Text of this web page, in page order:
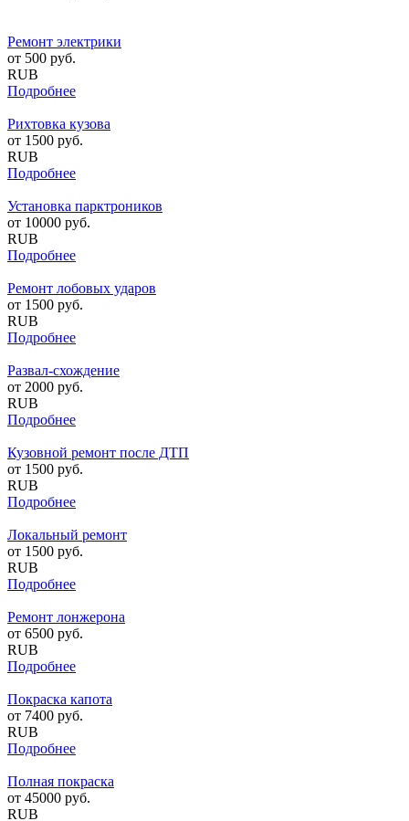
Ремонт электрики
от 500 руб.
RUB
Подробнее
Рихтовка кузова
от 1500 руб.
RUB
Подробнее
Установка парктроников
от 10000 руб.
RUB
Подробнее
Ремонт лобовых ударов
от 1500 руб.
RUB
Подробнее
Развал-схождение
от 2000 руб.
RUB
Подробнее
Кузовной ремонт после ДТП
от 1500 руб.
RUB
Подробнее
Локальный ремонт
от 1500 руб.
RUB
Подробнее
Ремонт лонжерона
от 6500 руб.
RUB
Подробнее
Покраска капота
от 7400 руб.
RUB
Подробнее
Полная покраска
от 45000 руб.
RUB